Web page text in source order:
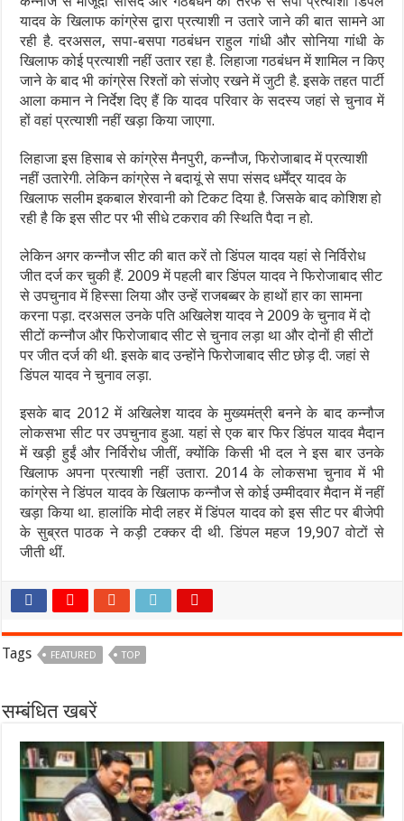
यादव के खिलाफ कांग्रेस द्वारा प्रत्याशी न उतारे जाने की बात सामने आ
रही है. दरअसल, सपा-बसपा गठबंधन राहुल गांधी और सोनिया गांधी के
खिलाफ कोई प्रत्याशी नहीं उतार रहा है. लिहाजा गठबंधन में शामिल न किए
जाने के बाद भी कांग्रेस रिश्तों को संजोए रखने में जुटी है. इसके तहत पार्टी
आला कमान ने निर्देश दिए हैं कि यादव परिवार के सदस्य जहां से चुनाव में
हों वहां प्रत्याशी नहीं खड़ा किया जाएगा.
लिहाजा इस हिसाब से कांग्रेस मैनपुरी, कन्नौज, फिरोजाबाद में प्रत्याशी
नहीं उतारेगी. लेकिन कांग्रेस ने बदायूं से सपा संसद धर्मेंद्र यादव के
खिलाफ सलीम इकबाल शेरवानी को टिकट दिया है. जिसके बाद कोशिश हो
रही है कि इस सीट पर भी सीधे टकराव की स्थिति पैदा न हो.
लेकिन अगर कन्नौज सीट की बात करें तो डिंपल यादव यहां से निर्विरोध
जीत दर्ज कर चुकी हैं. 2009 में पहली बार डिंपल यादव ने फिरोजाबाद सीट
से उपचुनाव में हिस्सा लिया और उन्हें राजबब्बर के हाथों हार का सामना
करना पड़ा. दरअसल उनके पति अखिलेश यादव ने 2009 के चुनाव में दो
सीटों कन्नौज और फिरोजाबाद सीट से चुनाव लड़ा था और दोनों ही सीटों
पर जीत दर्ज की थी. इसके बाद उन्होंने फिरोजाबाद सीट छोड़ दी. जहां से
डिंपल यादव ने चुनाव लड़ा.
इसके बाद 2012 में अखिलेश यादव के मुख्यमंत्री बनने के बाद कन्नौज
लोकसभा सीट पर उपचुनाव हुआ. यहां से एक बार फिर डिंपल यादव मैदान
में खड़ी हुईं और निर्विरोध जीतीं, क्योंकि किसी भी दल ने इस बार उनके
खिलाफ अपना प्रत्याशी नहीं उतारा. 2014 के लोकसभा चुनाव में भी
कांग्रेस ने डिंपल यादव के खिलाफ कन्नौज से कोई उम्मीदवार मैदान में नहीं
खड़ा किया था. हालांकि मोदी लहर में डिंपल यादव को इस सीट पर बीजेपी
के सुब्रत पाठक ने कड़ी टक्कर दी थी. डिंपल महज 19,907 वोटों से
जीती थीं.
Tags FEATURED TOP
सम्बंधित खबरें